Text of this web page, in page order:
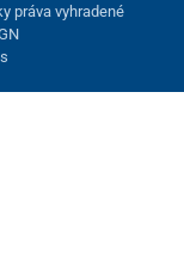
práva vyhradené